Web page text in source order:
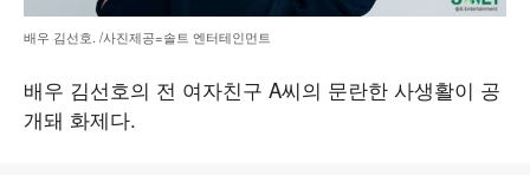
배우 김선호. /사진제공=솔트 엔터테인먼트
배우 김선호의 전 여자친구 A씨의 문란한 사생활이 공
개돼 화제다.